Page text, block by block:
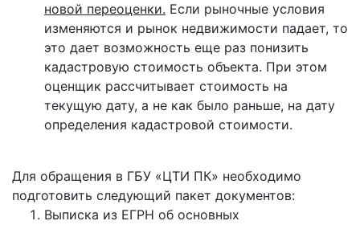
новой переоценки. Если рыночные условия
изменяются и рынок недвижимости падает, то
это дает возможность еще раз понизить
кадастровую стоимость объекта. При этом
оценщик рассчитывает стоимость на
текущую дату, а не как было раньше, на дату
определения кадастровой стоимости.
Для обращения в ГБУ «ЦТИ ПК» необходимо
подготовить следующий пакет документов:
Выписка из ЕГРН об основных